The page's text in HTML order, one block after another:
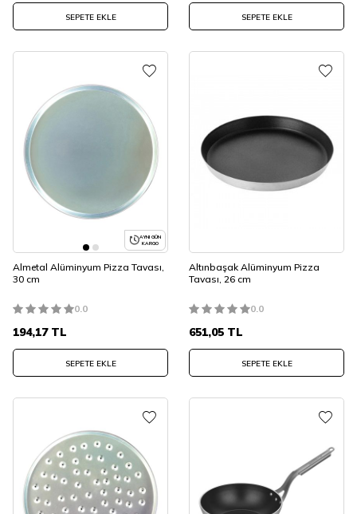
SEPETE EKLE SEPETE EKLE
AYNI GÜN
KARGO
Almetal Alüminyum Pizza Tavası,
30 cm
0.0
194,17TL
SEPETE EKLE
Altınbaşak Alüminyum Pizza
Tavası, 26 cm
0.0
651,05 TL
SEPETE EKLE